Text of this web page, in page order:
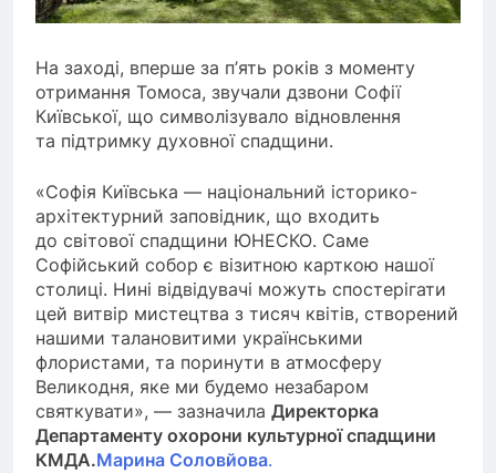
На заході, вперше за п’ять років з моменту
отримання Томоса, звучали дзвони Софії
Київської, що символізувало відновлення
та підтримку духовної спадщини.
«Софія Київська — національний історико-
архітектурний заповідник, що входить
до світової спадщини ЮНЕСКО. Саме
Софійський собор є візитною карткою нашої
столиці. Нині відвідувачі можуть спостерігати
цей витвір мистецтва з тисяч квітів, створений
нашими талановитими українськими
флористами, та поринути в атмосферу
Великодня, яке ми будемо незабаром
святкувати», — зазначила Директорка
Департаменту охорони культурної спадщини
КМДА.Марина Соловйова.